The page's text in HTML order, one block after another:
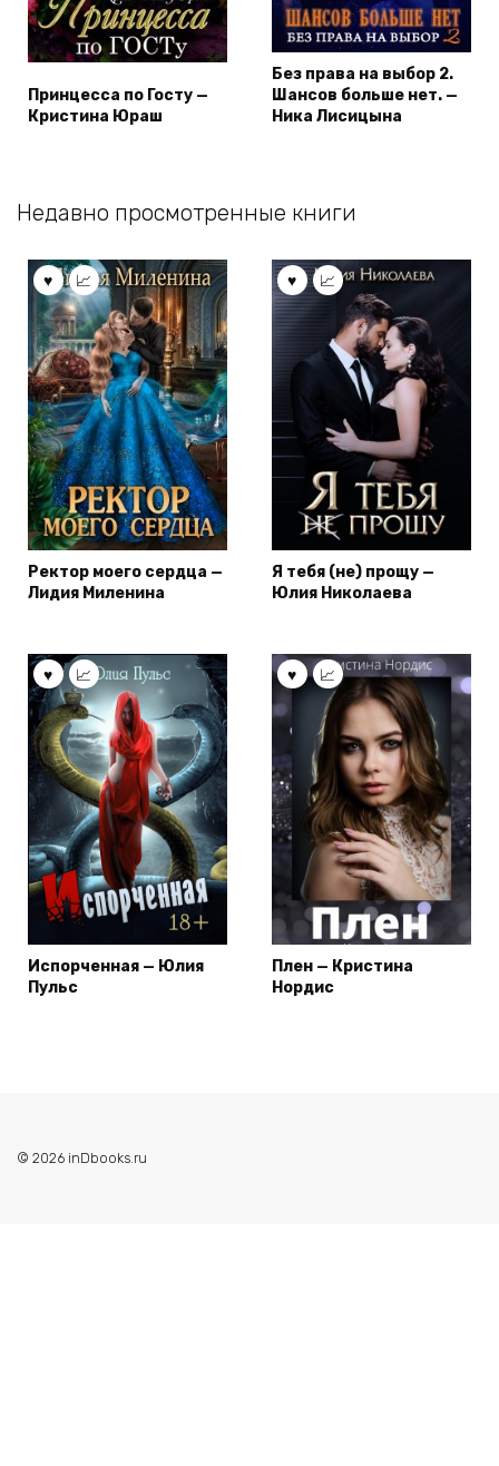
Принцесса по Госту —
Кристина Юраш
Без права на выбор 2.
Шансов больше нет. —
Ника Лисицына
Недавно просмотренные книги
Ректор моего сердца —
Лидия Миленина
Я тебя (не) прощу —
Юлия Николаева
Испорченная — Юлия
Пульс
Плен — Кристина
Нордис
© 2026 inDbooks.ru